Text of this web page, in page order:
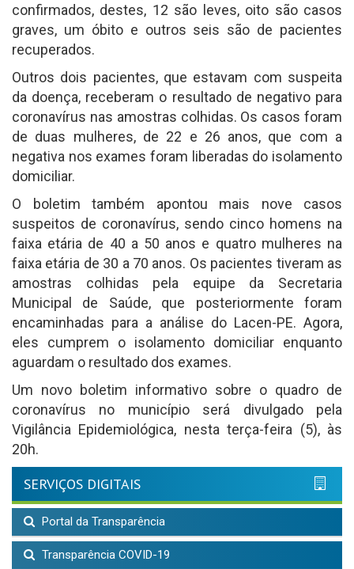
confirmados, destes, 12 são leves, oito são casos
graves, um óbito e outros seis são de pacientes
recuperados.
Outros dois pacientes, que estavam com suspeita
da doença, receberam o resultado de negativo para
coronavírus nas amostras colhidas. Os casos foram
de duas mulheres, de 22 e 26 anos, que com a
negativa nos exames foram liberadas do isolamento
domiciliar.
O boletim também apontou mais nove casos
suspeitos de coronavírus, sendo cinco homens na
faixa etária de 40 a 50 anos e quatro mulheres na
faixa etária de 30 a 70 anos. Os pacientes tiveram as
amostras colhidas pela equipe da Secretaria
Municipal de Saúde, que posteriormente foram
encaminhadas para a análise do Lacen-PE. Agora,
eles cumprem o isolamento domiciliar enquanto
aguardam o resultado dos exames.
Um novo boletim informativo sobre o quadro de
coronavírus no município será divulgado pela
Vigilância Epidemiológica, nesta terça-feira (5), às
20h.
SERVIÇOS DIGITAIS
Portal da Transparência
Transparência COVID-19